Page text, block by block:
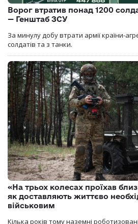
Ворог втратив понад 1200
— Генштаб ЗСУ
За минулу добу втрати армії країни-
солдатів та з танки.
«На трьох колесах проїхав
як доставляють життєво
військовим
Кілька років тому наземні